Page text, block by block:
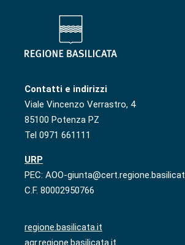
Contatti e indirizzi
Viale Vincenzo Verrastro, 4
85100 Potenza PZ
Tel 0971 661111
URP
PEC: AOO-
C.F. 80002950766
regione.basilicata.it
agr.regione.basilicata.it